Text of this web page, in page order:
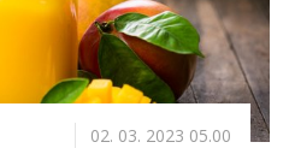
02. 03. 2023 05.00